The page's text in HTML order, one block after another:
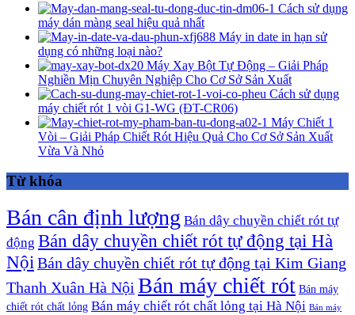
Cách sử dụng
máy dán màng seal hiệu quả nhất
Máy in date in hạn sử
dụng có những loại nào?
Máy Xay Bột Tự Động – Giải Pháp
Nghiền Mịn Chuyên Nghiệp Cho Cơ Sở Sản Xuất
Cách sử dụng
máy chiết rót 1 vòi G1-WG (ĐT-CR06)
Máy Chiết 1
Vòi – Giải Pháp Chiết Rót Hiệu Quả Cho Cơ Sở Sản Xuất
Vừa Và Nhỏ
Từ khóa
Bán cân định lượng Bán dây chuyền chiết rót tự
động Bán dây chuyền chiết rót tự động tại Hà
Nội Bán dây chuyền chiết rót tự động tại Kim Giang
Thanh Xuân Hà Nội Bán máy chiết rót Bán máy
chiết rót chất lỏng Bán máy chiết rót chất lỏng tại Hà Nội Bán máy